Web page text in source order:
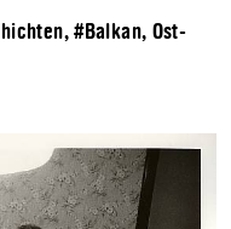
,#Balkan, Ost-